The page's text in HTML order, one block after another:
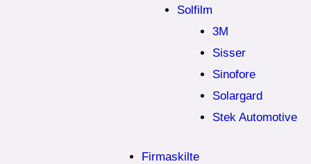
Solfilm
3M
Sisser
Sinofore
Solargard
Stek Automotive
Firmaskilte